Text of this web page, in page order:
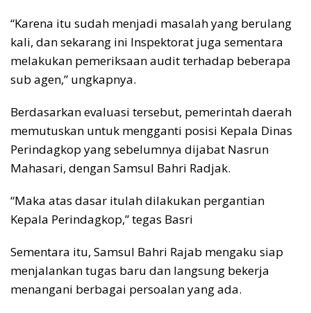
“Karena itu sudah menjadi masalah yang berulang
kali, dan sekarang ini Inspektorat juga sementara
melakukan pemeriksaan audit terhadap beberapa
sub agen,” ungkapnya.
Berdasarkan evaluasi tersebut, pemerintah daerah
memutuskan untuk mengganti posisi Kepala Dinas
Perindagkop yang sebelumnya dijabat Nasrun
Mahasari, dengan Samsul Bahri Radjak.
“Maka atas dasar itulah dilakukan pergantian
Kepala Perindagkop,” tegas Basri
Sementara itu, Samsul Bahri Rajab mengaku siap
menjalankan tugas baru dan langsung bekerja
menangani berbagai persoalan yang ada.